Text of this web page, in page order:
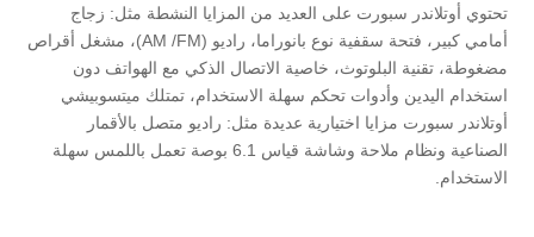
تحتوي أوتلاندر سبورت على العديد من المزايا النشطة مثل: زجاج
أمامي كبير، فتحة سقفية نوع بانوراما، راديو (AM /FM)، مشغل أقراص
مضغوطة، تقنية البلوتوث، خاصية الاتصال الذكي مع الهواتف دون
استخدام اليدين وأدوات تحكم سهلة الاستخدام، تمتلك ميتسوبيشي
أوتلاندر سبورت مزايا اختيارية عديدة مثل: راديو متصل بالأقمار
الصناعية ونظام ملاحة وشاشة قياس 6.1 بوصة تعمل باللمس سهلة
الاستخدام.